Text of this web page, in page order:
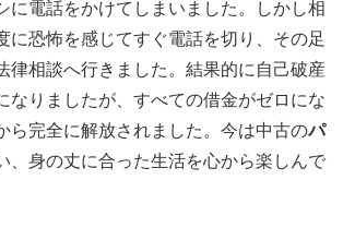
に電話をかけてしまいました。しかし相
に恐怖を感じてすぐ電話を切り、その足
律相談へ行きました。結果的に自己破産
なりましたが、すべての借金がゼロにな
ら完全に解放されました。今は中古のパ
、身の丈に合った生活を心から楽しんで